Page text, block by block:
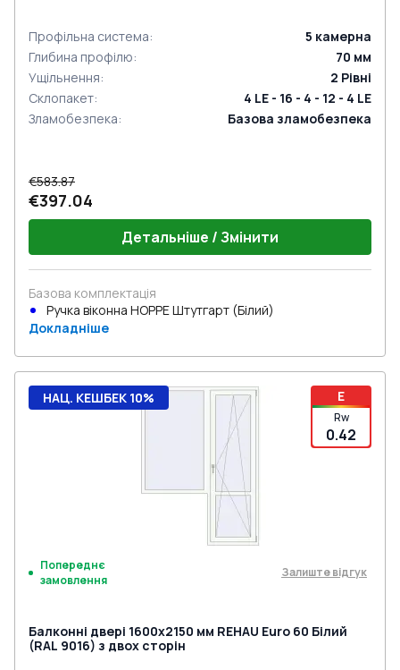
Профільна система: 5 камерна
Глибина профілю: 70 мм
Ущільнення: 2 Рівні
Склопакет:
4 LE - 16 - 4 - 12 - 4 LE
Зламобезпека: Базова зламобезпека
€583.87
€397.04
Детальніше / Змінити
Базова комплектація
Ручка віконна HOPPE Штутгарт (Білий)
Докладніше
E
Rw
0.42
НАЦ. КЕШБЕК 10%
Попереднє
замовлення
Залиште відгук
Балконні двері 1600x2150 мм REHAU Euro 60 Білий
(RAL 9016) з двох сторін